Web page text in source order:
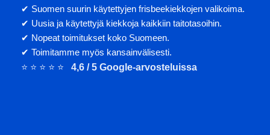
✔ Suomen suurin käytettyjen frisbeekiekkojen valikoima.
✔ Uusia ja käytettyjä kiekkoja kaikkiin taitotasoihin.
✔ Nopeat toimitukset koko Suomeen.
✔ Toimitamme myös kansainvälisesti.
⭐ ⭐ ⭐ ⭐ ⭐ 4,6 / 5 Google-arvosteluissa